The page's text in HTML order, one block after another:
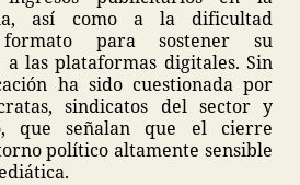
así como a la dificultad
para sostener su
las plataformas digitales. Sin
ha sido cuestionada por
sindicatos del sector y
que señalan que el cierre
político altamente sensible